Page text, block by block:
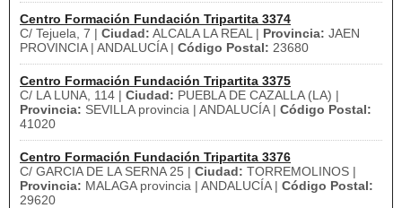
Centro Formación Fundación Tripartita 3374
C/ Tejuela, 7 | Ciudad: ALCALA LA REAL | Provincia: JAEN
PROVINCIA | ANDALUCÍA | Código Postal: 23680
Centro Formación Fundación Tripartita 3375
C/ LA LUNA, 114 | Ciudad: PUEBLA DE CAZALLA (LA) |
Provincia: SEVILLA provincia | ANDALUCÍA | Código Postal:
41020
Centro Formación Fundación Tripartita 3376
C/ GARCIA DE LA SERNA 25 | Ciudad: TORREMOLINOS |
Provincia: MALAGA provincia | ANDALUCÍA | Código Postal:
29620